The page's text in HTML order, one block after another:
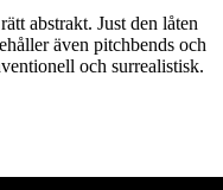
abstrakt. Just den låten
även pitchbends och
och surrealistisk.